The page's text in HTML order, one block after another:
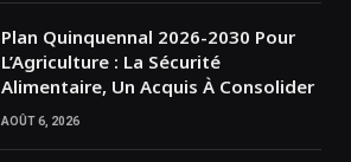
Plan Quinquennal 2026-2030 Pour
L’Agriculture : La Sécurité
Alimentaire, Un Acquis À Consolider
AOÛT 6, 2026